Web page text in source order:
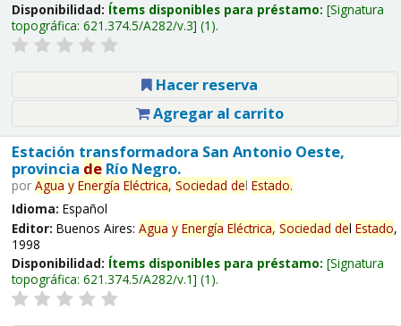
Disponibilidad: Ítems disponibles para préstamo: Signatura
topográfica: 621.374.5/A282/v.3 (1).
Hacer reserva
Agregar al carrito
Estación transformadora San Antonio Oeste,
provincia deRío Negro.
por Agua y Energía Eléctrica, Sociedad del Estado.
Idioma: Español
Editor: Buenos Aires: Agua y Energía Eléctrica, Sociedad del Estado,
1998
Disponibilidad: Ítems disponibles para préstamo: Signatura
topográfica: 621.374.5/A282/v.1 (1).